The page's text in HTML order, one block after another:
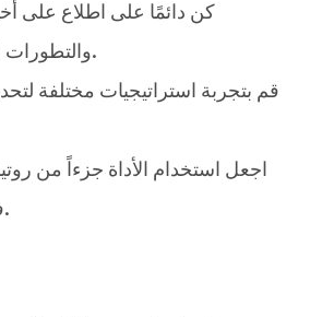
كن دائمًا على اطلاع على
والتطورات الاقتصادية.
قم بتجربة استراتيجيات مختلفة
اجعل استخدام الأداة جزءاً من
في تداولك.